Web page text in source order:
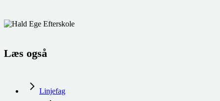
Læs også
Linjefag